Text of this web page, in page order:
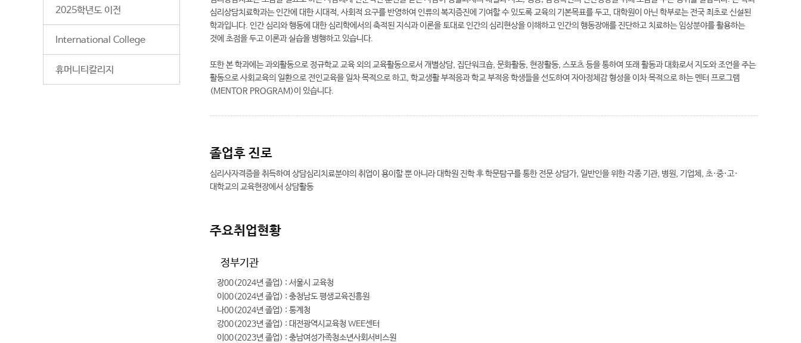
2025학년도 이전
International College
휴머니티칼리지
심리상담치료학과는 인간에 대한 시대적, 사회적 요구를 반영하여 인류의 복지증진에 기여할 수 있도록 교육의 기본목표를 두고, 대학원이 아닌 학부로는 전국 최초로 신설된
학과입니다. 인간 심리와 행동에 대한 심리학에서의 축적된 지식과 이론을 토대로 인간의 심리현상을 이해하고 인간의 행동장애를 진단하고 치료하는 임상분야를 활용하는
것에 초점을 두고 이론과 실습을 병행하고 있습니다.
또한 본 학과에는 과외활동으로 정규학교 교육 외의 교육활동으로서 개별상담, 집단워크숍, 문화활동, 현장활동, 스포츠 등을 통하여 또래 활동과 대화로서 지도와 조언을 주는
활동으로 사회교육의 일환으로 전인교육을 일차 목적으로 하고, 학교생활 부적응과 학교 부적응 학생들을 선도하여 자아정체감 형성을 이차 목적으로 하는 멘터 프로그램
(MENTOR PROGRAM)이 있습니다.
졸업후 진로
심리사자격증을 취득하여 상담심리치료분야의 취업이 용이할 뿐 아니라 대학원 진학 후 학문탐구를 통한 전문 상담가, 일반인을 위한 각종 기관, 병원, 기업체, 초·중·고·
대학교의 교육현장에서 상담활동
주요취업현황
정부기관
장00(2024년 졸업) : 서울시 교육청
이00(2024년 졸업) : 충청남도 평생교육진흥원
나00(2024년 졸업) : 통계청
강00(2023년 졸업) : 대전광역시교육청 WEE센터
이00(2023년 졸업) : 충남여성가족청소년사회서비스원